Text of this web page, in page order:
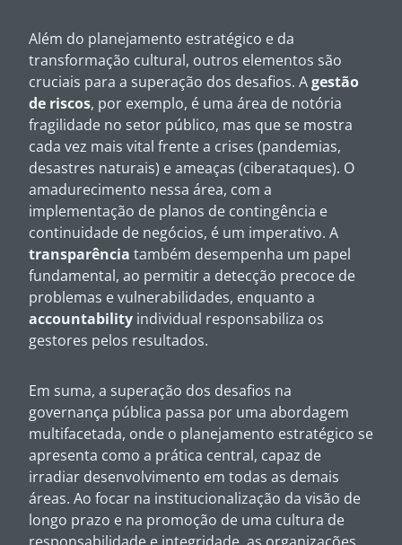
Além do planejamento estratégico e da
transformação cultural, outros elementos são
cruciais para a superação dos desafios. Agestão
de riscos, por exemplo, é uma área de notória
fragilidade no setor público, mas que se mostra
cada vez mais vital frente a crises (pandemias,
desastres naturais) e ameaças (ciberataques). O
amadurecimento nessa área, com a
implementação de planos de contingência e
continuidade de negócios, é um imperativo. A
transparência também desempenha um papel
fundamental, ao permitir a detecção precoce de
problemas e vulnerabilidades, enquanto a
accountability individual responsabiliza os
gestores pelos resultados.
Em suma, a superação dos desafios na
governança pública passa por uma abordagem
multifacetada, onde o planejamento estratégico se
apresenta como a prática central, capaz de
irradiar desenvolvimento em todas as demais
áreas. Ao focar na institucionalização da visão de
longo prazo e na promoção de uma cultura de